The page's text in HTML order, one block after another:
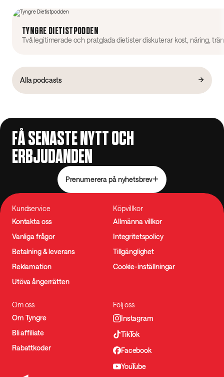
TYNGRE DIETISTPODDEN
Alla podcasts
FÅ SENASTE NYTT OCH
ERBJUDANDEN
Prenumerera på nyhetsbrev
Kundservice
Kontakta oss
Vanliga frågor
Betalning & leverans
Reklamation
Utöva ångerrätten
Köpvillkor
Allmänna villkor
Integritetspolicy
Tillgänglighet
Cookie-inställningar
Om oss
Om Tyngre
Bli affiliate
Rabattkoder
Följ oss
Instagram
TikTok
Facebook
YouTube